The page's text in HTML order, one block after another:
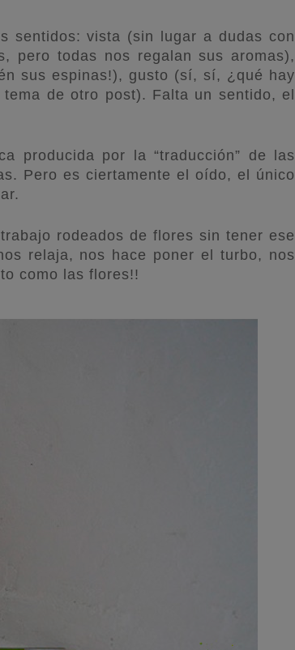
sentidos: vista (sin lugar a dudas con
pero todas nos regalan sus aromas),
sus espinas!), gusto (sí, sí, ¿qué hay
de otro post). Falta un sentido, el
producida por la “traducción” de las
Pero es ciertamente el oído, el único
rodeados de flores sin tener ese
relaja, nos hace poner el turbo, nos
como las flores!!